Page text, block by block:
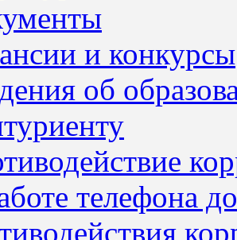
и конкурсы
об
телефона